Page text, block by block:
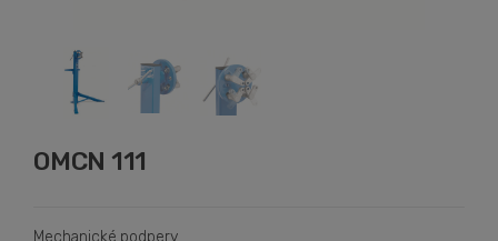
OMCN 111
Mechanické podpery